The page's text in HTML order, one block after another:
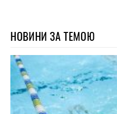
НОВИНИ ЗА ТЕМОЮ